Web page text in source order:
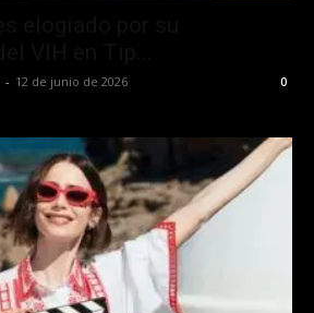
- 12 de junio de 2026 0